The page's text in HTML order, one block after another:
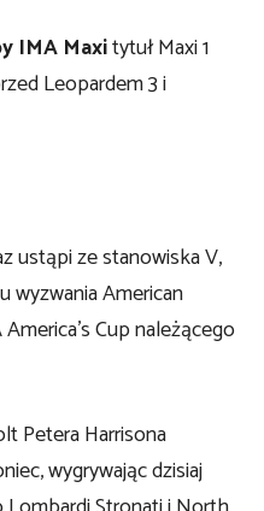
IMA Maxitytuł Maxi 1
Leopardem 3 i
ustąpi ze stanowiska V,
wyzwania American
Cup należącego
Petera Harrisona
wygrywając dzisiaj